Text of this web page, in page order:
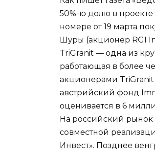
50%-ю долю в проекте
номере от 19 марта
Шуры (акционер RGI
TriGranit — одна из
работающая в более
акционерами
австрийский фонд
оценивается в 6
На российский рынок
совместной
Инвест». Позднее